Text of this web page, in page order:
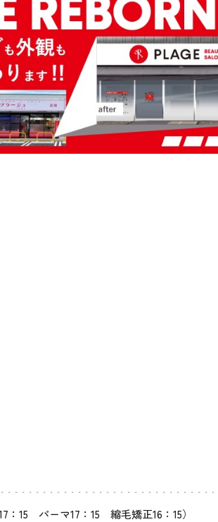
：15 パーマ17：15 縮毛矯正16：15）